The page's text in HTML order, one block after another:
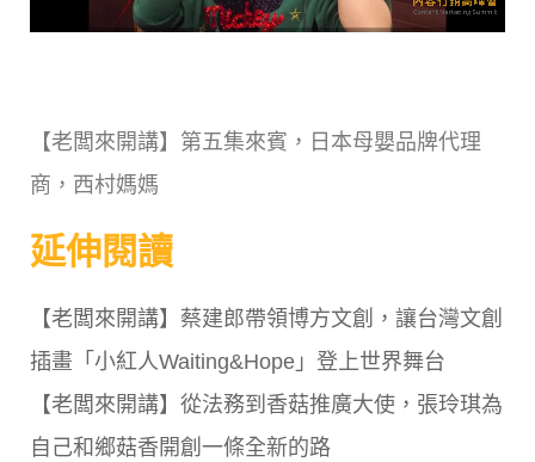
【老闆來開講】第五集來賓，日本母嬰品牌代理
商，西村媽媽
延伸閱讀
【老闆來開講】蔡建郎帶領博方文創，讓台灣文創
插畫「小紅人Waiting&Hope」登上世界舞台
【老闆來開講】從法務到香菇推廣大使，張玲琪為
自己和鄉菇香開創一條全新的路